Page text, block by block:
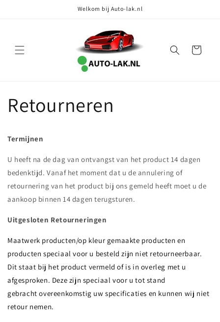
Welkom bij Auto-lak.nl
Winkelwagen
Retourneren
Termijnen
U heeft na de dag van ontvangst van het product 14 dagen
bedenktijd. Vanaf het moment dat u de annulering of
retournering van het product bij ons gemeld heeft moet u de
aankoop binnen 14 dagen terugsturen.
Uitgesloten Retourneringen
Maatwerk producten/op kleur gemaakte producten en
producten speciaal voor u besteld zijn niet retourneerbaar.
Dit staat bij het product vermeld of is in overleg met u
afgesproken. Deze zijn speciaal voor u tot stand
gebracht overeenkomstig uw specificaties en kunnen wij niet
retour nemen.